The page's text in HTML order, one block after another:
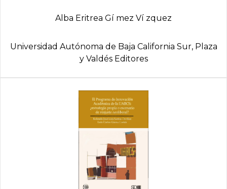
Alba Eritrea Gí mez Ví zquez
Universidad Autónoma de Baja California Sur, Plaza
y Valdés Editores